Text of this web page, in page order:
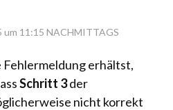
um 11:15 NACHMITTAGS
erhältst,
Schritt 3der
nicht korrekt